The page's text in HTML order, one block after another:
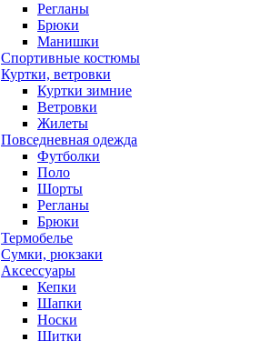
Регланы
Брюки
Манишки
Спортивные костюмы
Куртки, ветровки
Куртки зимние
Ветровки
Жилеты
Повседневная одежда
Футболки
Поло
Шорты
Регланы
Брюки
Термобелье
Сумки, рюкзаки
Аксессуары
Кепки
Шапки
Носки
Щитки